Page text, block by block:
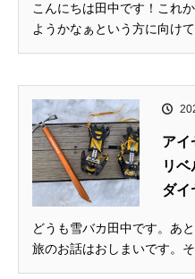
こんにちは田中です！これ
ようかなぁという方に向け
アイ
リ
ダイ
どうも雪バカ田中です。あ
旅のお話はおしまいです。